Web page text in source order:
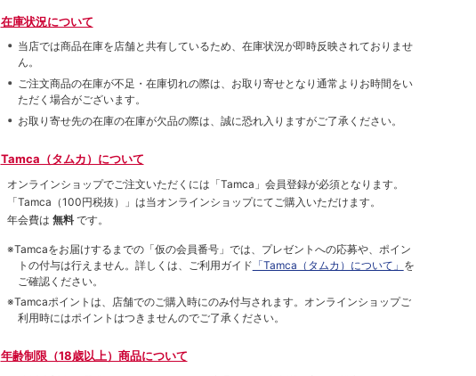
在庫状況について
当店では商品在庫を店舗と共有しているため、在庫状況が即時反映されておりませ
ん。
ご注文商品の在庫が不足・在庫切れの際は、お取り寄せとなり通常よりお時間をい
ただく場合がございます。
お取り寄せ先の在庫の在庫が欠品の際は、誠に恐れ入りますがご了承ください。
Tamca（タムカ）について
オンラインショップでご注⽂いただくには「Tamca」会員登録が必須となります。
「Tamca （100円税抜）
」は当オンラインショップにてご購⼊いただけます。
年会費は 無料 です。
※Tamcaをお届けするまでの「仮の会員番号」では、プレゼントへの応募や、ポイン
トの付与は⾏えません。詳しくは、ご利⽤ガイド 「Tamca（タムカ）について」 を
ご確認ください。
※Tamcaポイントは、店舗でのご購⼊時にのみ付与されます。オンラインショップご
利用時にはポイントはつきませんのでご了承ください。
年齢制限（18歳以上）商品について